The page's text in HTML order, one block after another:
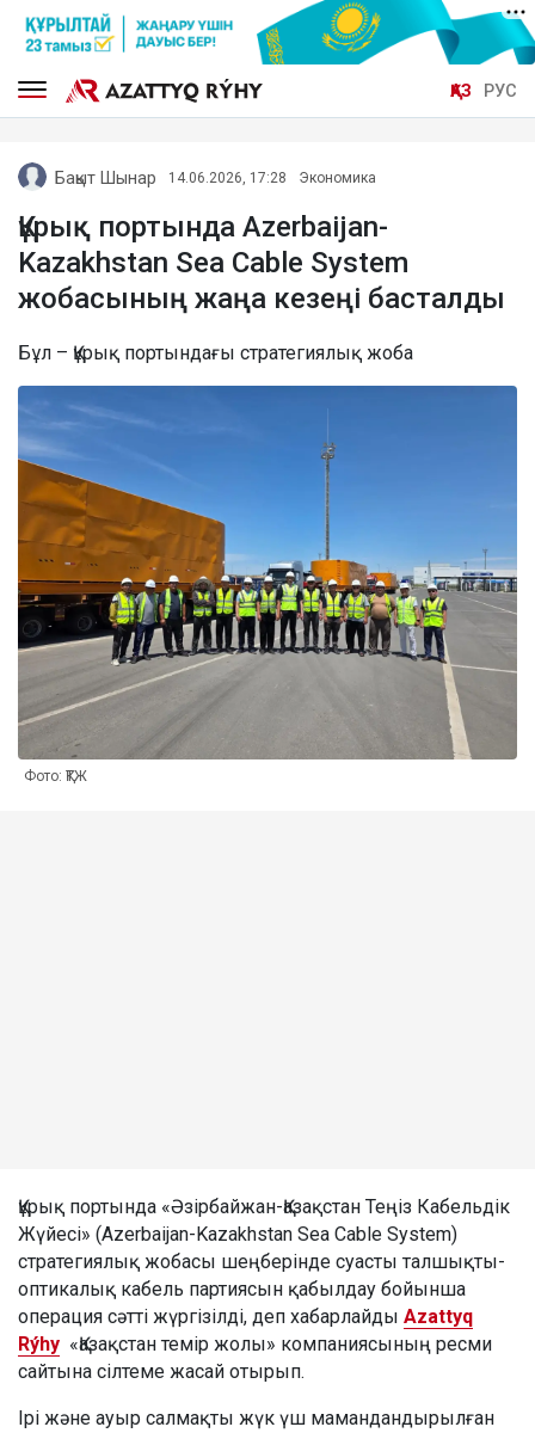
ҚАЗ РУС
Бақыт Шынар 14.06.2026, 17:28 Экономика
Құрық портында Azerbaijan-
Kazakhstan Sea Cable System
жобасының жаңа кезеңі басталды
Бұл – Құрық портындағы стратегиялық жоба
Фото: ҚТЖ
Құрық портында «Әзірбайжан-Қазақстан Теңіз Кабельдік
Жүйесі» (Azerbaijan-Kazakhstan Sea Cable System)
стратегиялық жобасы шеңберінде суасты талшықты-
оптикалық кабель партиясын қабылдау бойынша
операция сәтті жүргізілді, деп хабарлайды Azattyq
Rýhy «Қазақстан темір жолы» компаниясының ресми
сайтына сілтеме жасай отырып.
Ірі және ауыр салмақты жүк үш мамандандырылған